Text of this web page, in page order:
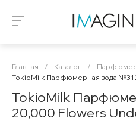
Главная / Каталог /
TokioMilk Парфюмерная вода №31
TokioMilk
20,000 Flowers